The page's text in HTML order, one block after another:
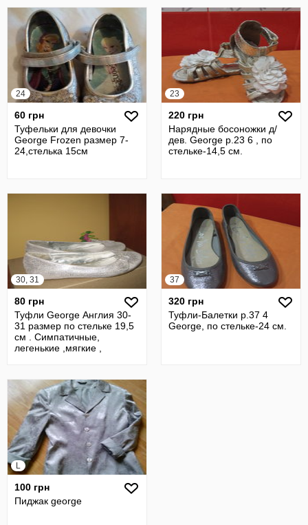
24
60 грн
Туфельки для девочки
George Frozen размер 7-
24,стелька 15см
23
220 грн
Нарядные босоножки д/
дев. George р.23 6 , по
стельке-14,5 см.
30, 31
80 грн
Туфли George Англия 30-
31 размер по стельке 19,5
см . Симпатичные,
легенькие ,мягкие ,
37
320 грн
Туфли-Балетки р.37 4
George, по стельке-24 см.
L
100 грн
Пиджак george